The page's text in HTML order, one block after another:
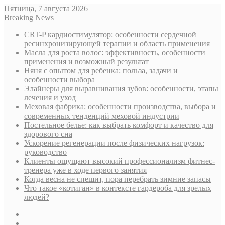
Пятница, 7 августа 2026
Breaking News
CRT-P кардиостимулятор: особенности сердечной
ресинхронизирующей терапии и область применения
Масла для роста волос: эффективность, особенности
применения и возможный результат
Няня с опытом для ребенка: польза, задачи и
особенности выбора
Элайнеры для выравнивания зубов: особенности, этапы
лечения и уход
Меховая фабрика: особенности производства, выбора и
современных тенденций меховой индустрии
Постельное белье: как выбрать комфорт и качество для
здорового сна
Ускорение регенерации после физических нагрузок:
руководство
Клиенты ощущают высокий профессионализм фитнес-
тренера уже в ходе первого занятия
Когда весна не спешит, пора перебрать зимние запасы
Что такое «котиган» в контексте гардероба для зрелых
людей?